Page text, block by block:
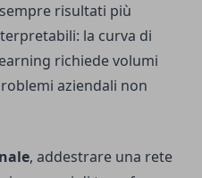
risultati più
la curva di
richiede volumi
aziendali non
, addestrare una rete